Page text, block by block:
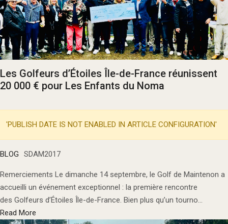
Les Golfeurs d’Étoiles Île-de-France réunissent
20 000 € pour Les Enfants du Noma
'PUBLISH DATE IS NOT ENABLED IN ARTICLE CONFIGURATION'
BLOG SDAM2017
Remerciements Le dimanche 14 septembre, le Golf de Maintenon a
accueilli un événement exceptionnel : la première rencontre
des Golfeurs d’Étoiles Île-de-France. Bien plus qu’un tourno...
Read More